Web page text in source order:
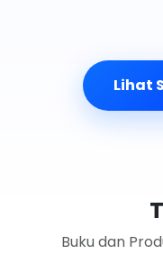
Lihat
Buku dan